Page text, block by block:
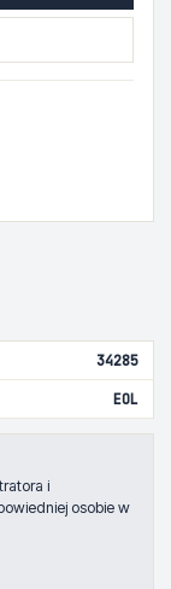
34285
EOL
i
osobie w